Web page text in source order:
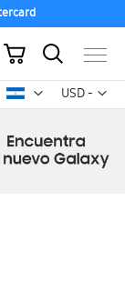
USD -
dólar
Mi carrito